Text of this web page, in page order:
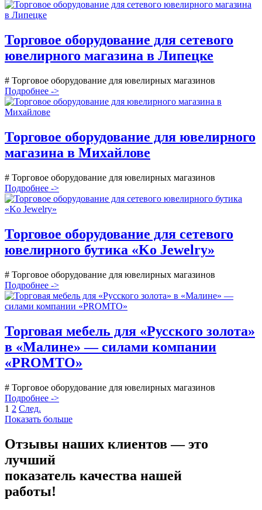
Торговое оборудование для сетевого
ювелирного магазина в Липецке
# Торговое оборудование для ювелирных магазинов
Подробнее ->
Торговое оборудование для ювелирного
магазина в Михайлове
# Торговое оборудование для ювелирных магазинов
Подробнее ->
Торговое оборудование для сетевого
ювелирного бутика «Ko Jewelry»
# Торговое оборудование для ювелирных магазинов
Подробнее ->
Торговая мебель для «Русского золота»
в «Малине» — силами компании
«PROMTO»
# Торговое оборудование для ювелирных магазинов
Подробнее ->
1 2 След.
Показать больше
Отзывы наших клиентов — это
лучший
показатель качества нашей
работы!